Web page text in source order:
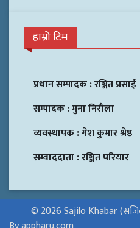
हाम्रो टिम
प्रधान सम्पादक :रञ्जित प्रसाई
सम्पादक :मुना निरौला
व्यवस्थापक :गेश कुमार श्रेष्ठ
सम्वाददाता :रञ्जित परियार
© 2026 Sajilo Khabar (सजिलो